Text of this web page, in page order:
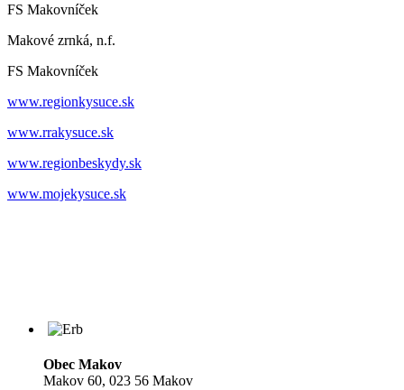
FS Makovníček
Makové zrnká, n.f.
FS Makovníček
www.regionkysuce.sk
www.rrakysuce.sk
www.regionbeskydy.sk
www.mojekysuce.sk
Obec Makov
Makov 60, 023 56 Makov